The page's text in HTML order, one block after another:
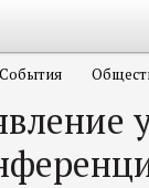
События